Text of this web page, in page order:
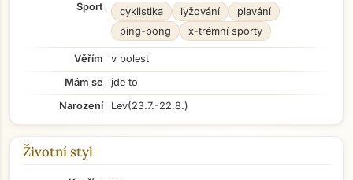
Sport cyklistika lyžování
plavání
ping-pong
x-trémní sporty
Věřím
v bolest
Mám se
jde to
Narození
Lev(23.7.-22.8.)
Životní styl